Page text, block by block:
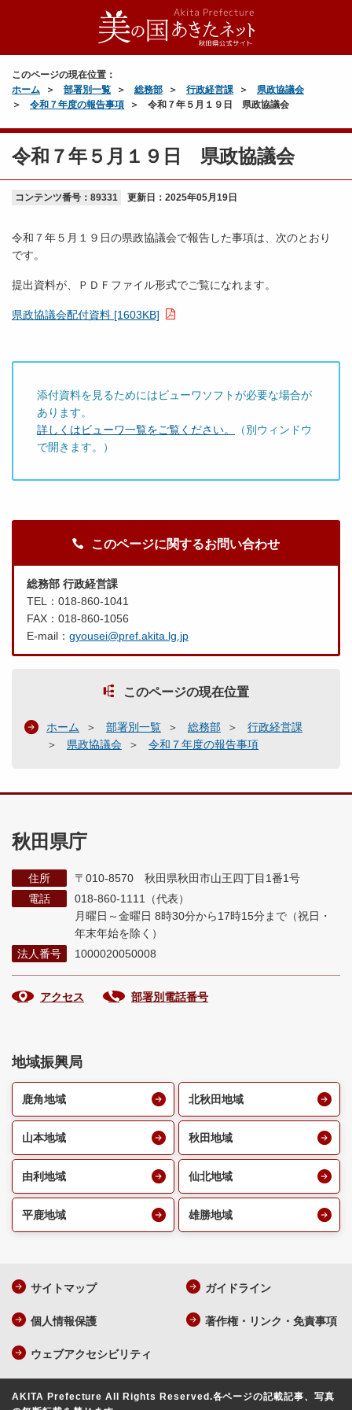
このページの現在位置：
ホーム
部署別一覧 総務部 行政経営課
県政協議会
令和７年度の報告事項
令和７年５月１９日 県政協議会
令和７年５月１９日 県政協議会
コンテンツ番号：89331 更新日： 2025年05月19日
令和７年５月１９日の県政協議会で報告した事項は、次のとおり
です。
提出資料が、ＰＤＦファイル形式でご覧になれます。
県政協議会配付資料 [1603KB]
添付資料を見るためにはビューワソフトが必要な場合が
あります。
詳しくはビューワ一覧をご覧ください。
（別ウィンドウ
で開きます。）
このページに関するお問い合わせ
総務部 行政経営課
TEL：018-860-1041
FAX：018-860-1056
E-mail： gyousei@pref.akita.lg.jp
このページの現在位置
ホーム 部署別一覧 総務部
行政経営課
県政協議会
令和７年度の報告事項
秋田県庁
住所
〒010-8570 秋田県秋田市山王四丁目1番1号
電話
018-860-1111（代表）
月曜日～金曜日 8時30分から17時15分まで （祝日・
年末年始を除く）
法人番号
1000020050008
アクセス 部署別電話番号
地域振興局
鹿角地域 北秋田地域
山本地域 秋田地域
由利地域 仙北地域
平鹿地域 雄勝地域
サイトマップ ガイドライン
個人情報保護 著作権・リンク・免責事項
ウェブアクセシビリティ
AKITA Prefecture All Rights Reserved.各ページの記載記事、写真